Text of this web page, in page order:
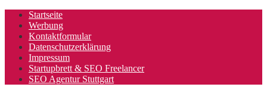
Startseite
Werbung
Kontaktformular
Datenschutzerklärung
Impressum
Startupbrett & SEO Freelancer
SEO Agentur Stuttgart